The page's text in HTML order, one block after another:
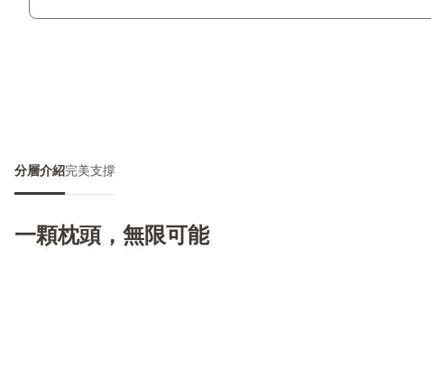
分層介紹完美支撐
一顆枕頭，無限可能